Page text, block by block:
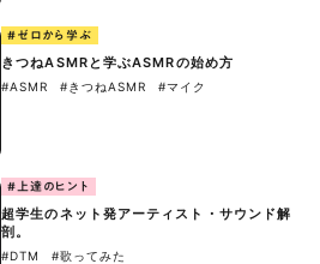
#ゼロから学ぶ
きつねASMRと学ぶASMRの始め方
#ASMR #きつねASMR #マイク
#上達のヒント
超学生のネット発アーティスト・サウンド解
剖。
#DTM #歌ってみた